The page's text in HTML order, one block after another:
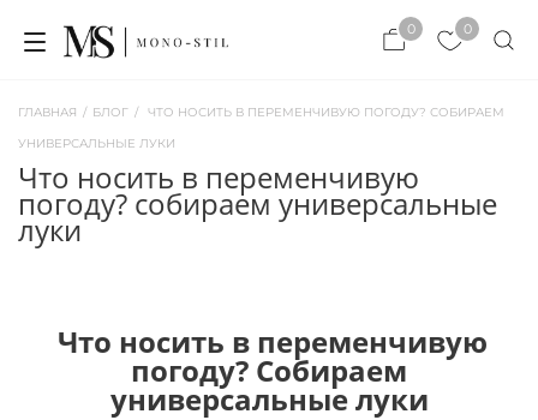
0
0
ЗАКРЫТЬ ×
×
ГЛАВНАЯ / БЛОГ /
ЧТО НОСИТЬ В ПЕРЕМЕНЧИВУЮ ПОГОДУ? СОБИРАЕМ
УНИВЕРСАЛЬНЫЕ ЛУКИ
что носить в переменчивую
погоду? собираем универсальные
луки
Что носить в переменчивую
погоду? Собираем
универсальные луки